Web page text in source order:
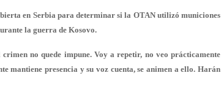
en Serbia para determinar si la OTAN utilizó municiones
la guerra de Kosovo.
no quede impune. Voy a repetir, no veo prácticamente
mantiene presencia y su voz cuenta, se animen a ello. Harán